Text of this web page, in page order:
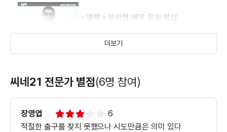
＜염력＞부산행 배우 응원 영상
＜염력＞메인 예고편
더보기
씨네21 전문가 별점(6명 참여)
장영엽
6
적절한 출구를 찾지 못했으나 시도만큼은 의미 있다